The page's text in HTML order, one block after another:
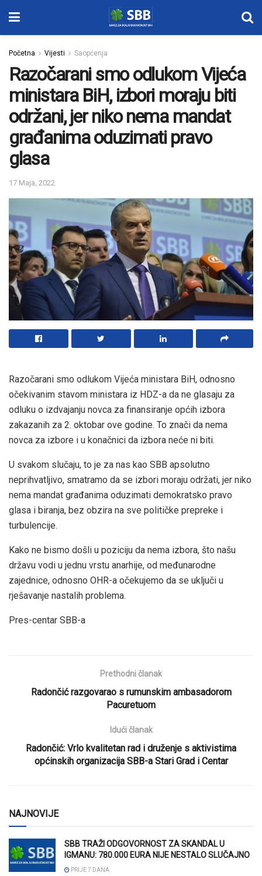
Početna Vijesti Saopćenja
Razočarani smo odlukom Vijeća
ministara BiH, izbori moraju biti
održani, jer niko nema mandat
građanima oduzimati pravo
glasa
17 Maja, 2022
Razočarani smo odlukom Vijeća ministara BiH, odnosno
očekivanim stavom ministara iz HDZ-a da ne glasaju za
odluku o izdvajanju novca za finansiranje općih izbora
zakazanih za 2. oktobar ove godine. To znači da nema
novca za izbore i u konačnici da izbora neće ni biti.
U svakom slučaju, to je za nas kao SBB apsolutno
neprihvatljivo, smatramo da se izbori moraju održati, jer niko
nema mandat građanima oduzimati demokratsko pravo
glasa i biranja, bez obzira na sve političke prepreke i
turbulencije.
Kako ne bismo došli u poziciju da nema izbora, što našu
državu vodi u jednu vrstu anarhije, od međunarodne
zajednice, odnosno OHR-a očekujemo da se uključi u
rješavanje nastalih problema.
Pres-centar SBB-a
Prethodni članak
Radončić razgovarao s rumunskim ambasadorom
Pacuretuom
Idući članak
Radončić: Vrlo kvalitetan rad i druženje s aktivistima
općinskih organizacija SBB-a Stari Grad i Centar
NAJNOVIJE
SBB TRAŽI ODGOVORNOST ZA SKANDAL U
IGMANU: 780.000 EURA NIJE NESTALO SLUČAJNO
PRIJE 7 DANA